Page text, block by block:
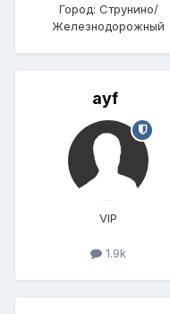
Город: Струнино/
Железнодорожный
ayf
VIP
1.9k